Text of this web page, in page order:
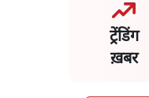
ट्रेंडिंग
ख़बर
ने विज्ञापनों पर उड़ाने में
को भी पीछे छोड़ा